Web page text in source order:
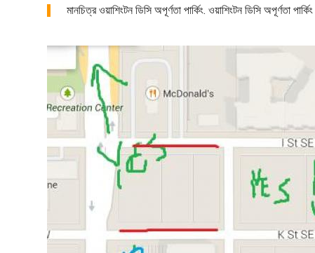
মানচিত্র ওয়াশিংটন ডিসি অপূর্ণতা পার্কিং. ওয়াশিংটন ডিসি অপূর্ণতা